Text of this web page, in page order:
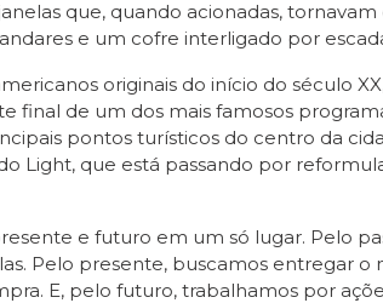
que, quando acionadas, tornavam
e um cofre interligado por
originais do início do século
final de um dos mais famosos
pontos turísticos do centro da
Light, que está passando por
e futuro em um só lugar. Pelo
Pelo presente, buscamos entregar
E, pelo futuro, trabalhamos por